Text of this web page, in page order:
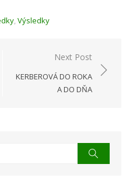
,Výsledky
Next Post
KERBEROVÁ DO ROKA
A DO DŇA